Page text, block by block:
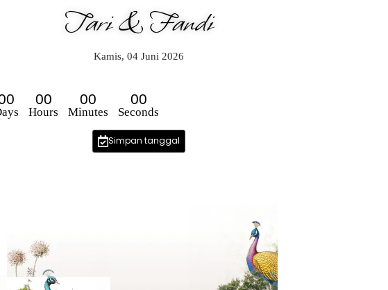
Tari & Fandi
Kamis, 04 Juni 2026
00
Hours
00
Minutes
00
Seconds
Simpan tanggal